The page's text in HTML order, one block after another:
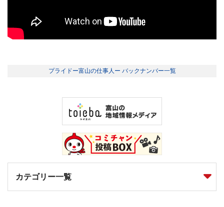
プライドー富山の仕事人ー バックナンバー一覧
カテゴリー一覧